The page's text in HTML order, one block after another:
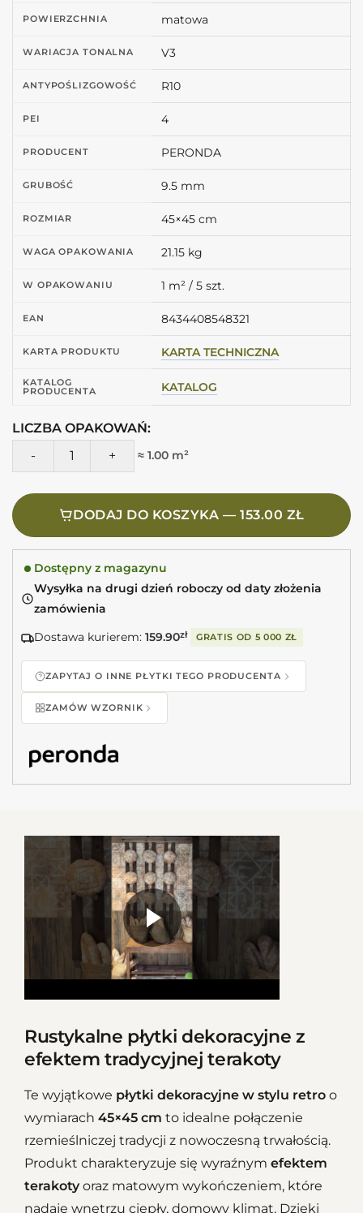
POWIERZCHNIA matowa
WARIACJA TONALNA V3
ANTYPOŚLIZGOWOŚĆ R10
PEI 4
PRODUCENT PERONDA
GRUBOŚĆ 9.5 mm
ROZMIAR 45×45 cm
WAGA OPAKOWANIA 21.15 kg
W OPAKOWANIU 1 m² / 5 szt.
EAN 8434408548321
KARTA PRODUKTU KARTA TECHNICZNA
KATALOG
PRODUCENTA KATALOG
LICZBA OPAKOWAŃ:
ilość Peronda Fs ALORA DECOR LT 45X45 Kafle
≈ 1.00 m²
DODAJ DO KOSZYKA — 153.00 ZŁ
Dostępny z magazynu
Wysyłka na drugi dzień roboczy od daty złożenia
zamówienia
Dostawa kurierem: 159.90zł GRATIS OD 5 000 ZŁ
ZAPYTAJ O INNE PŁYTKI TEGO PRODUCENTA
ZAMÓW WZORNIK
Rustykalne płytki dekoracyjne z
efektem tradycyjnej terakoty
Te wyjątkowe płytki dekoracyjne w stylu retro o
wymiarach 45×45 cm to idealne połączenie
rzemieślniczej tradycji z nowoczesną trwałością.
Produkt charakteryzuje się wyraźnym efektem
terakotyoraz matowym wykończeniem, które
nadaje wnętrzu ciepły, domowy klimat. Dzięki